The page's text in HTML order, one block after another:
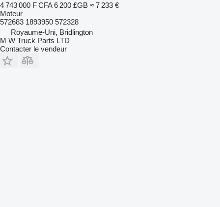
4 743 000 F CFA 6 200 £GB ≈ 7 233 €
Moteur
572683 1893950 572328
Royaume-Uni, Bridlington
M W Truck Parts LTD
Contacter le vendeur